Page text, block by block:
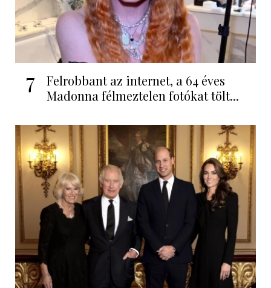
7
Felrobbant az internet, a 64 éves
Madonna félmeztelen fotókat tölt...